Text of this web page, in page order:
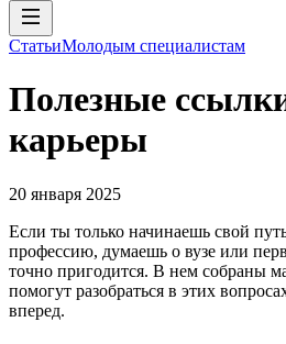
СтатьиМолодым специалистам
Полезные
карьеры
20 января 2025
Если ты только начинаешь свой
профессию, думаешь о вузе или
точно пригодится. В нем собраны
помогут разобраться в этих
вперед.